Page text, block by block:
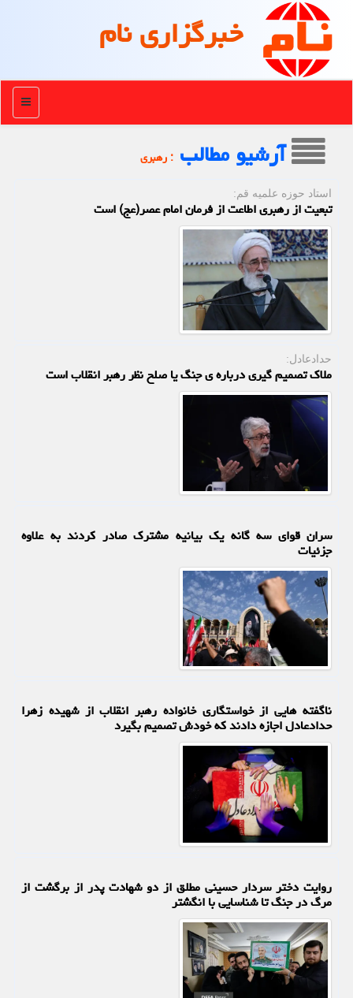
خبرگزاری نام
منو
آرشیو مطالب : رهبری
استاد حوزه علمیه قم:
تبعیت از رهبری اطاعت از فرمان امام عصر(عج) است
حدادعادل:
ملاک تصمیم گیری درباره ی جنگ یا صلح نظر رهبر انقلاب است
سران قوای سه گانه یک بیانیه مشترک صادر کردند به علاوه
جزئیات
ناگفته هایی از خواستگاری خانواده رهبر انقلاب از شهیده زهرا
حدادعادل اجازه دادند که خودش تصمیم بگیرد
روایت دختر سردار حسینی مطلق از دو شهادت پدر از برگشت از
مرگ در جنگ تا شناسایی با انگشتر